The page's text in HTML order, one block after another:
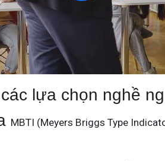
lựa chọn nghề
MBTI (Meyers Briggs Type